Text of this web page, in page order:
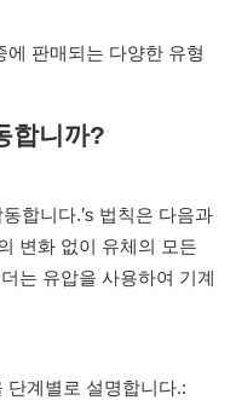
에 판매되는 다양한 유형
합니까?
합니다.’s 법칙은 다음과
변화 없이 유체의 모든
는 유압을 사용하여 기계
단계별로 설명합니다.: